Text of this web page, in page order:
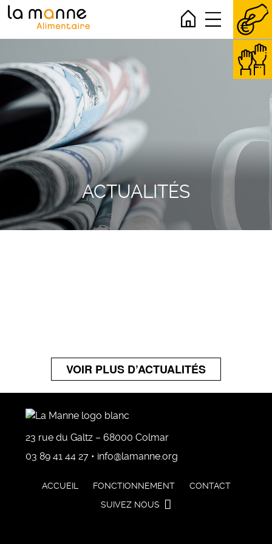
ACTUALITÉS
VOIR PLUS D’ACTUALITÉS
23 rue du Galtz – 68000 Colmar
03 89 41 44 27 • info@lamanne.org
ACCUEIL FONCTIONNEMENT
CONTACT
SUIVEZ NOUS